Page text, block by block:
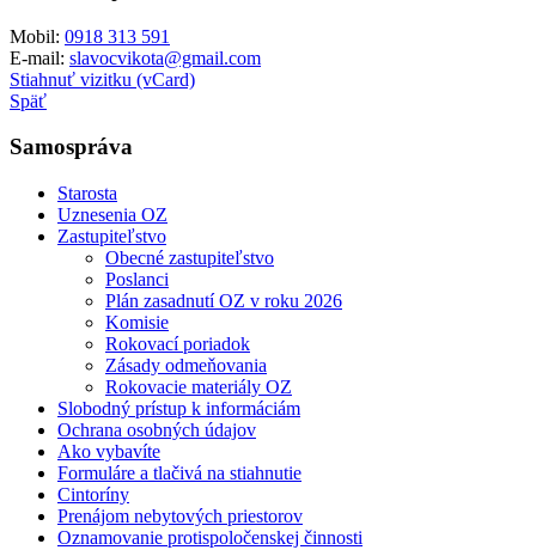
Mobil: 0918 313 591
E-mail: slavocvikota@gmail.com
Stiahnuť vizitku (vCard)
Späť
Samospráva
Starosta
Uznesenia OZ
Zastupiteľstvo
Obecné zastupiteľstvo
Poslanci
Plán zasadnutí OZ v roku 2026
Komisie
Rokovací poriadok
Zásady odmeňovania
Rokovacie materiály OZ
Slobodný prístup k informáciám
Ochrana osobných údajov
Ako vybavíte
Formuláre a tlačivá na stiahnutie
Cintoríny
Prenájom nebytových priestorov
Oznamovanie protispoločenskej činnosti